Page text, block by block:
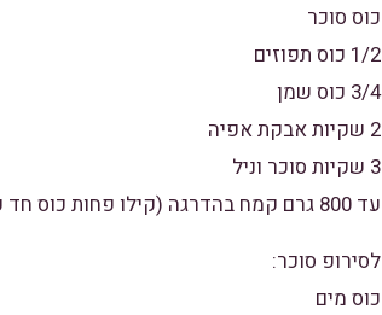
כוס סוכר
1/2 כוס תפוזים
3/4 כוס שמן
2 שקיות אבקת אפיה
3 שקיות סוכר וניל
עד 800 גרם קמח בהדרגה (קילו פחות כוס חד פעמי לשתיה קרה)
לסירופ סוכר:
כוס מים